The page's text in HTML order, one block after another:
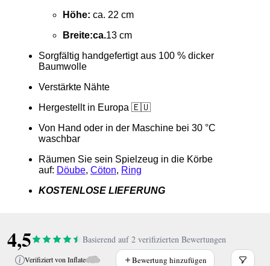
Höhe: ca. 22 cm
Breite:ca.13 cm
Sorgfältig handgefertigt aus 100 % dicker
Baumwolle
Verstärkte Nähte
Hergestellt in Europa 🇪🇺
Von Hand oder in der Maschine bei 30 °C
waschbar
Räumen Sie sein Spielzeug in die Körbe
auf: Döube, Cöton, Ring
KOSTENLOSE LIEFERUNG
4,5 Basierend auf 2 verifizierten Bewertungen
Verifiziert von Inflate Bewertung hinzufügen